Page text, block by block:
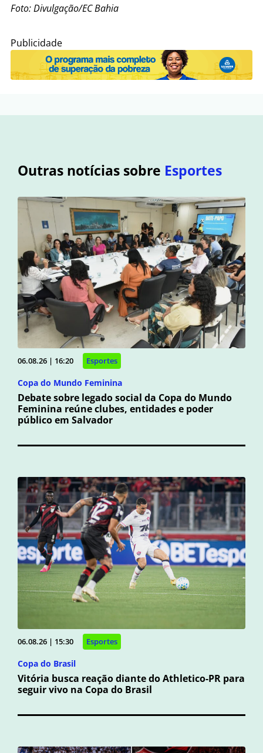
Foto: Divulgação/EC Bahia
Publicidade
Outras notícias sobre Esportes
06.08.26 | 16:20 Esportes
Copa do Mundo Feminina
Debate sobre legado social da Copa do Mundo
Feminina reúne clubes, entidades e poder
público em Salvador
06.08.26 | 15:30 Esportes
Copa do Brasil
Vitória busca reação diante do Athletico-PR para
seguir vivo na Copa do Brasil